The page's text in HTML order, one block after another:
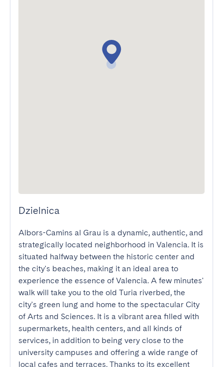
Dzielnica
Albors-Camins al Grau is a dynamic, authentic, and
strategically located neighborhood in Valencia. It is
situated halfway between the historic center and
the city's beaches, making it an ideal area to
experience the essence of Valencia. A few minutes'
walk will take you to the old Turia riverbed, the
city's green lung and home to the spectacular City
of Arts and Sciences. It is a vibrant area filled with
supermarkets, health centers, and all kinds of
services, in addition to being very close to the
university campuses and offering a wide range of
local cafes and terraces. Thanks to its excellent